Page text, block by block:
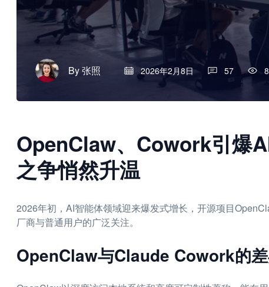
By张照 2026年2月8日 57
OpenClaw、Cowork引爆
之争悄然升温
2026年初，AI智能体领域迎来爆发式增长，开源项目
厂商与普通用户的广泛关注。
OpenClaw与Claude Cowork的